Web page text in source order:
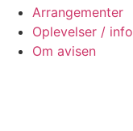
Arrangementer
Oplevelser / info
Om avisen